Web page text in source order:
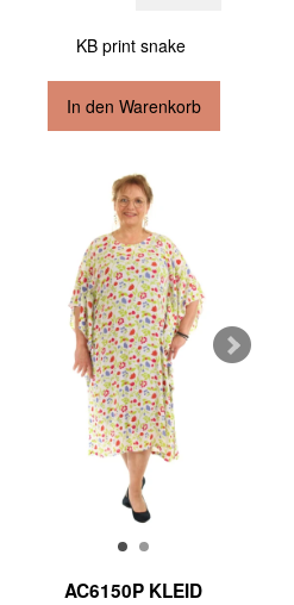
KB print snake
In den Warenkorb
AC6150P KLEID